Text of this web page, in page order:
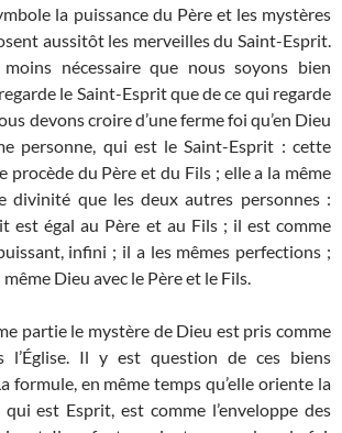
la puissance du Père et les mystères
aussitôt les merveilles du Saint-Esprit.
nécessaire que nous soyons bien
le Saint-Esprit que de ce qui regarde
devons croire d’une ferme foi qu’en Dieu
personne, qui est le Saint-Esprit : cette
procède du Père et du Fils ; elle a la même
divinité que les deux autres personnes :
est égal au Père et au Fils ; il est comme
infini ; il a les mêmes perfections ;
Dieu avec le Père et le Fils.
partie le mystère de Dieu est pris comme
l’Église. Il y est question de ces biens
formule, en même temps qu’elle oriente la
est Esprit, est comme l’enveloppe des